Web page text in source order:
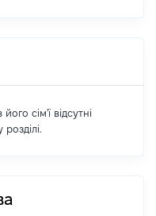
сім'ї відсутні